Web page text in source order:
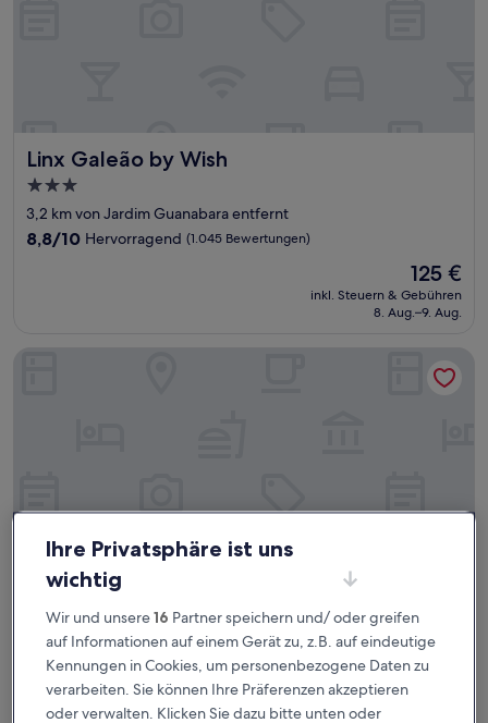
Linx Galeão by Wish
Linx Galeão by Wish
3.0-
Sterne-
Unterkunft
3,2 km von Jardim Guanabara entfernt
8.8
8,8/10 Hervorragend (1.045 Bewertungen)
Der
Preis
beträgt
125 €
inkl. Steuern & Gebühren
8. Aug.–9. Aug.
Rio Aeroporto Hotel Galeão
Rio Aeroporto Hotel Galeão
3.0-
Sterne-
Unterkunft
4 km von Jardim Guanabara entfernt
7,4/10 Gut (1.157 Bewertungen)
Rio Aeroporto Hotel Galeão
Ihre Privatsphäre ist uns
wichtig
Wir und unsere16 Partner speichern und/ oder greifen
auf Informationen auf einem Gerät zu, z.B. auf eindeutige
Kennungen in Cookies, um personenbezogene Daten zu
verarbeiten. Sie können Ihre Präferenzen akzeptieren
oder verwalten. Klicken Sie dazu bitte unten oder